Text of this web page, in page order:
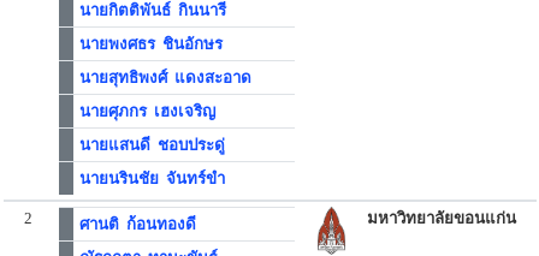
นายกิตติพันธ์ กินนารี
นายพงศธร ชินอักษร
นายสุทธิพงศ์ แดงสะอาด
นายศุภกร เฮงเจริญ
นายแสนดี ชอบประดู่
นายนรินชัย จันทร์ขำ
2
ศานติ ก้อนทองดี
มหาวิทยาลัยขอนแก่น